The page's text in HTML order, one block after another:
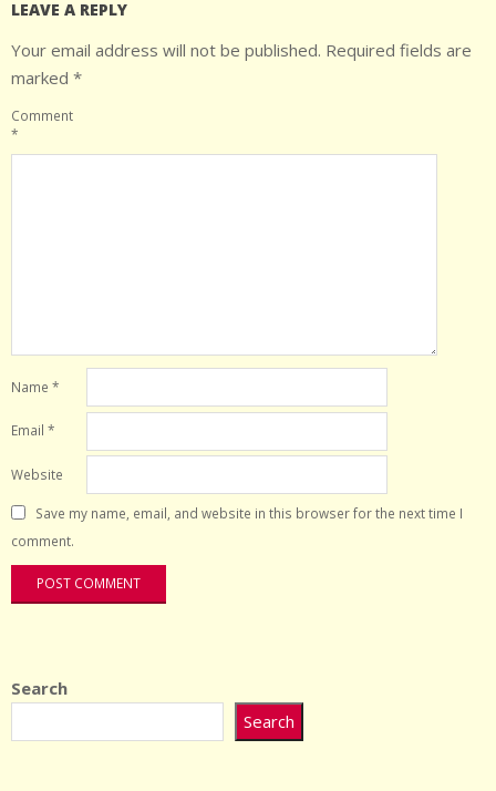
LEAVE A REPLY
Your email address will not be published. Required fields are
marked *
Comment
*
Name *
Email *
Website
Save my name, email, and website in this browser for the next time I
comment.
Search
Search